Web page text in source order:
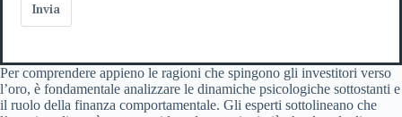
Invia
Per comprendere appieno le ragioni che spingono gli investitori verso
l’oro, è fondamentale analizzare le dinamiche psicologiche sottostanti e
il ruolo della finanza comportamentale. Gli esperti sottolineano che